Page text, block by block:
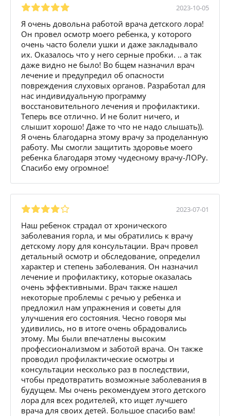
2023-10-05
Я очень довольна работой врача детского лора!
Он провел осмотр моего ребенка, у которого
очень часто болели ушки и даже закладывало
их. Оказалось что у него серные пробки. .. а так
даже видно не было! Во бщем назначил врач
лечение и предупредил об опасности
повреждения слуховых органов. Разработал для
нас индивидуальную программу
восстановительного лечения и профилактики.
Теперь все отлично. И не болит ничего, и
слышит хорошо! Даже то что не надо слышать)).
Я очень благодарна этому врачу за проделанную
работу. Мы смогли защитить здоровье моего
ребенка благодаря этому чудесному врачу-ЛОРу.
Спасибо ему огромное!
2023-07-01
Наш ребенок страдал от хронического
заболевания горла, и мы обратились к врачу
детскому лору для консультации. Врач провел
детальный осмотр и обследование, определил
характер и степень заболевания. Он назначил
лечение и профилактику, которые оказалась
очень эффективными. Врач также нашел
некоторые проблемы с речью у ребенка и
предложил нам упражнения и советы для
улучшения его состояния. Чесно говоря мы
удивились, но в итоге очень обрадовались
этому. Мы были впечатлены высоким
профессионализмом и заботой врача. Он также
проводил профилактические осмотры и
консультации несколько раз в последствии,
чтобы предотвратить возможные заболевания в
будущем. Мы очень рекомендуем этого детского
лора для всех родителей, кто ищет лучшего
врача для своих детей. Большое спасибо вам!